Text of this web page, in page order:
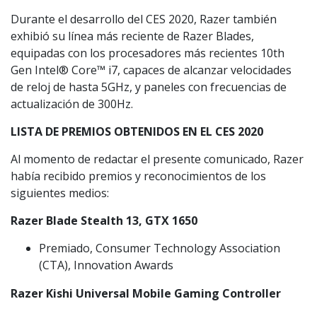
Durante el desarrollo del CES 2020, Razer también
exhibió su línea más reciente de Razer Blades,
equipadas con los procesadores más recientes 10th
Gen Intel® Core™ i7, capaces de alcanzar velocidades
de reloj de hasta 5GHz, y paneles con frecuencias de
actualización de 300Hz.
LISTA DE PREMIOS OBTENIDOS EN EL CES 2020
Al momento de redactar el presente comunicado, Razer
había recibido premios y reconocimientos de los
siguientes medios:
Razer Blade Stealth 13, GTX 1650
Premiado, Consumer Technology Association
(CTA), Innovation Awards
Razer Kishi Universal Mobile Gaming Controller